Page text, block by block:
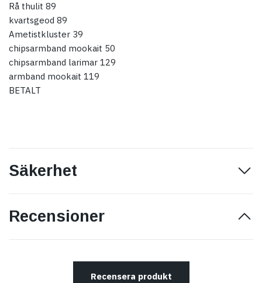
Rå thulit 89
kvartsgeod 89
Ametistkluster 39
chipsarmband mookait 50
chipsarmband larimar 129
armband mookait 119
BETALT
Säkerhet
Recensioner
Recensera produkt